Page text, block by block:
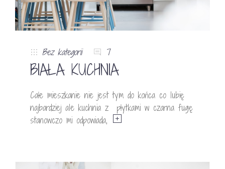
Bez kategorii 7
BIAŁA KUCHNIA
Całe mieszkanie nie jest tym do końca co lubię
najbardziej ale kuchnia z płytkami w czarna fugę
stanowczo mi odpowiada,